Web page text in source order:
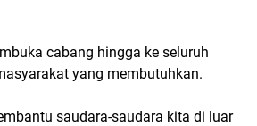
cabang hingga ke seluruh
yang membutuhkan.
saudara-saudara kita di luar